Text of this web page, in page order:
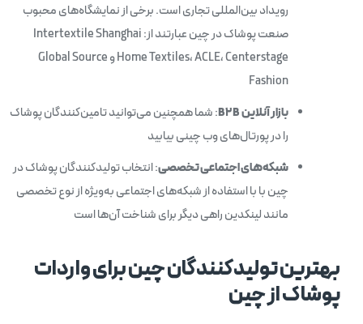
رویداد بین‌المللی تجاری است. برخی از نمایشگاه‌های محبوب
صنعت پوشاک در چین عبارتند از: Intertextile Shanghai
Home Textiles، ACLE، Centerstage و Global Source
Fashion
بازار آنلاینB2B: شما همچنین می‌توانید تامین‌کنندگان پوشاک
را در پورتال‌های وب چینی بیابید
شبکه‌های اجتماعی تخصصی: انتخاب تولیدکنندگان پوشاک در
چین با با استفاده از شبکه‌های اجتماعی به‌ویژه از نوع تخصصی
مانند لینکدین راهی دیگر برای شناخت آن‌ها است
بهترین تولیدکنندگان چین برای واردات
پوشاک از چین